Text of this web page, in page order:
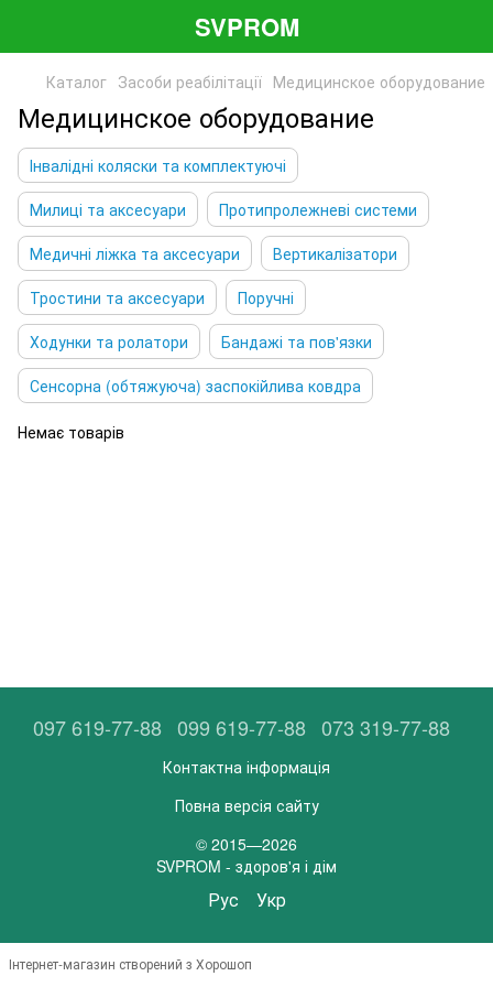
SVPROM
Каталог Засоби реабілітації Медицинское оборудование
Медицинское оборудование
Інвалідні коляски та комплектуючі
Милиці та аксесуари
Протипролежневі системи
Медичні ліжка та аксесуари
Вертикалізатори
Тростини та аксесуари
Поручні
Ходунки та ролатори
Бандажі та пов'язки
Сенсорна (обтяжуюча) заспокійлива ковдра
Немає товарів
097 619-77-88 099 619-77-88 073 319-77-88
Контактна інформація
Повна версія сайту
© 2015—2026
SVPROM - здоров'я і дім
Рус Укр
Інтернет-магазин створений з Хорошоп